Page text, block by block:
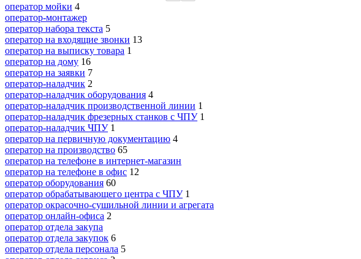
оператор мойки 4
оператор-монтажер
оператор набора текста 5
оператор на входящие звонки 13
оператор на выписку товара 1
оператор на дому 16
оператор на заявки 7
оператор-наладчик 2
оператор-наладчик оборудования 4
оператор-наладчик производственной линии 1
оператор-наладчик фрезерных станков с ЧПУ 1
оператор-наладчик ЧПУ 1
оператор на первичную документацию 4
оператор на производство 65
оператор на телефоне в интернет-магазин
оператор на телефоне в офис 12
оператор оборудования 60
оператор обрабатывающего центра с ЧПУ 1
оператор окрасочно-сушильной линии и агрегата
оператор онлайн-офиса 2
оператор отдела закупа
оператор отдела закупок 6
оператор отдела персонала 5